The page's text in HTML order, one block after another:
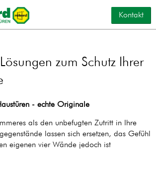
Kontakt
zum Schutz Ihrer
- echte Originale
als den unbefugten Zutritt in Ihre
lassen sich ersetzen, das Gefühl
eigenen vier Wände jedoch ist